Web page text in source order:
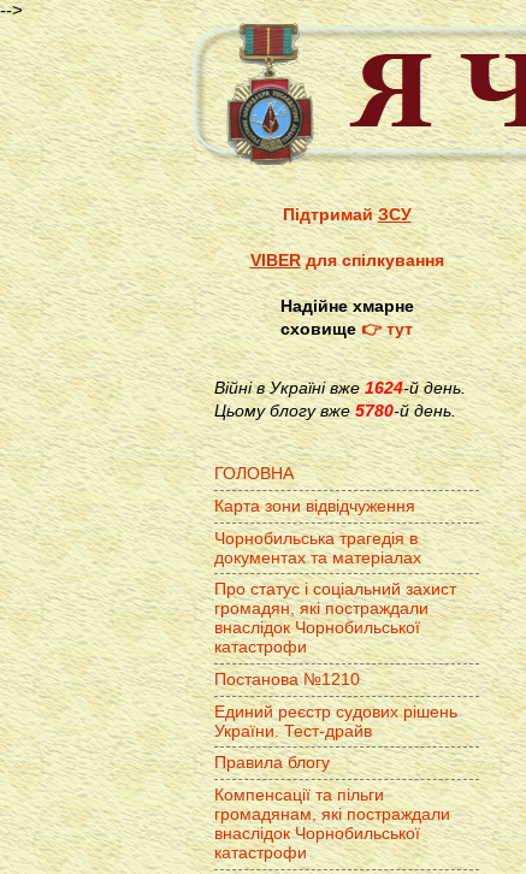
-->
ПідтримайЗСУ
VIBERдля спілкування
Надійне хмарне
сховище👉 тут
Війні в Україні вже1624-й день.
Цьому блогу вже 5780-й день.
ГОЛОВНА
Карта зони відвідчуження
Чорнобильська трагедія в
документах та матеріалах
Про статус і соціальний захист
громадян, які постраждали
внаслідок Чорнобильської
катастрофи
Постанова №1210
Единий реєстр судових рішень
України. Тест-драйв
Правила блогу
Компенсації та пільги
громадянам, які постраждали
внаслідок Чорнобильської
катастрофи